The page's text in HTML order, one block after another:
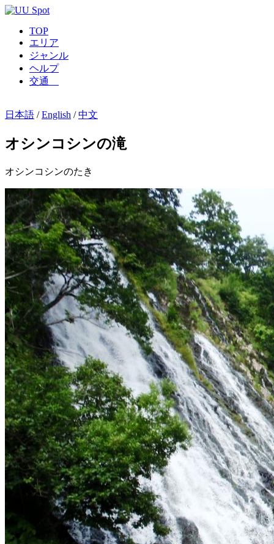
TOP
エリア
ジャンル
ヘルプ
交通
日本語 /English /中文
オシンコシンの滝
オシンコシンのたき